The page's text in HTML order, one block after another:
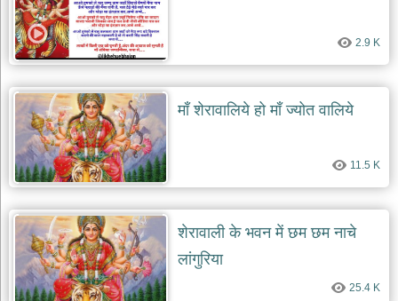
शनि
देव
भजन
dev
bhajans
आज
का
भजन
bhajan
the
day
भजन
जोड़ें
add
bhajans
2.9 K
माँ शेरावालिये हो माँ ज्योत वालिये
11.5 K
शेरावाली के भवन में छम छम नाचे
लांगुरिया
25.4 K